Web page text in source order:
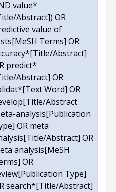
value*
Abstract]) OR
value of
Terms] OR
Abstract]
predict*
Abstract] OR
Word] OR
Abstract
analysis[Publication
OR meta
Abstract] OR
analysis[MeSH
OR
Type]
search*[Title/Abstract]